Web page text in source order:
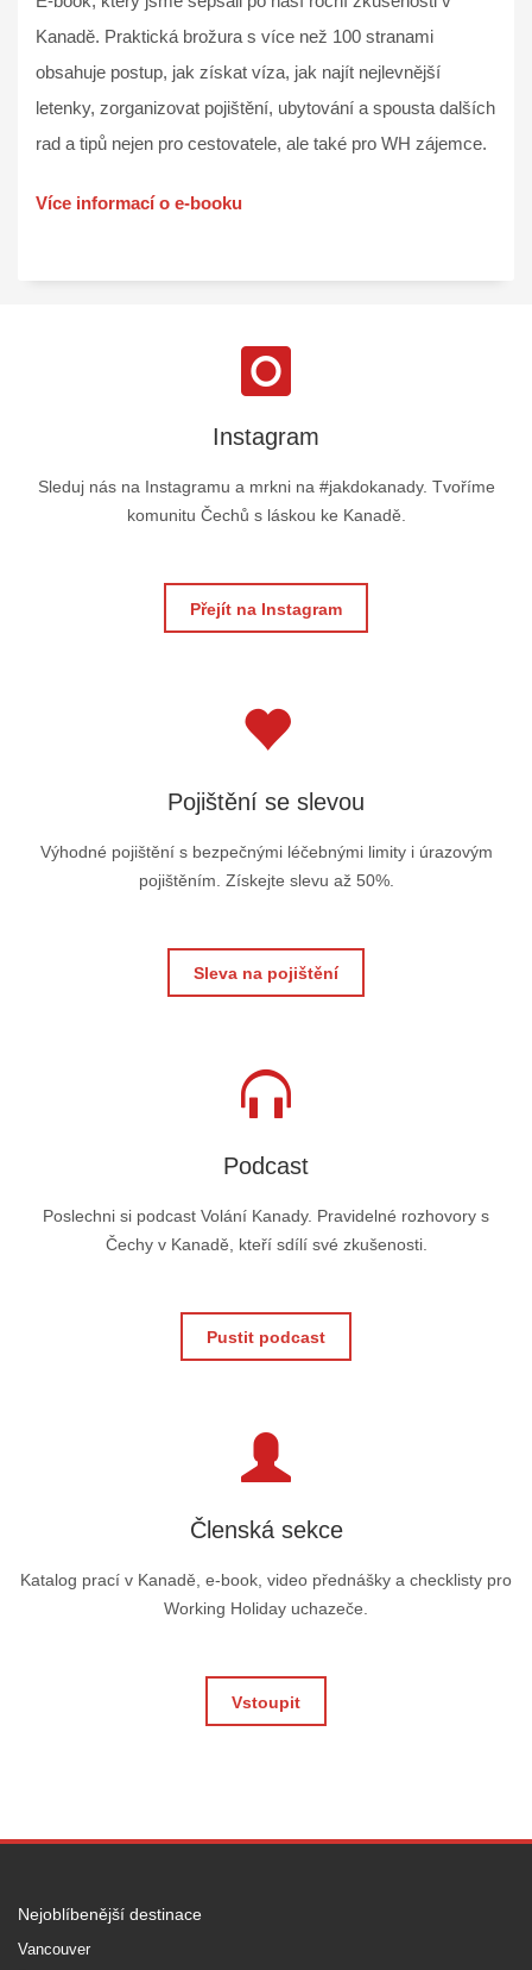
Kanadě. Praktická brožura s více než 100 stranami
obsahuje postup, jak získat víza, jak najít nejlevnější
letenky, zorganizovat pojištění, ubytování a spousta dalších
rad a tipů nejen pro cestovatele, ale také pro WH zájemce.
Více informací o e-booku
Instagram
Sleduj nás na Instagramu a mrkni na #jakdokanady. Tvoříme
komunitu Čechů s láskou ke Kanadě.
Přejít na Instagram
Pojištění se slevou
Výhodné pojištění s bezpečnými léčebnými limity i úrazovým
pojištěním. Získejte slevu až 50%.
Sleva na pojištění
Podcast
Poslechni si podcast Volání Kanady. Pravidelné rozhovory s
Čechy v Kanadě, kteří sdílí své zkušenosti.
Pustit podcast
Členská sekce
Katalog prací v Kanadě, e-book, video přednášky a checklisty pro
Working Holiday uchazeče.
Vstoupit
Nejoblíbenější destinace
Vancouver